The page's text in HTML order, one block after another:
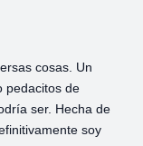
cosas. Un
pedacitos de
ser. Hecha de
soy